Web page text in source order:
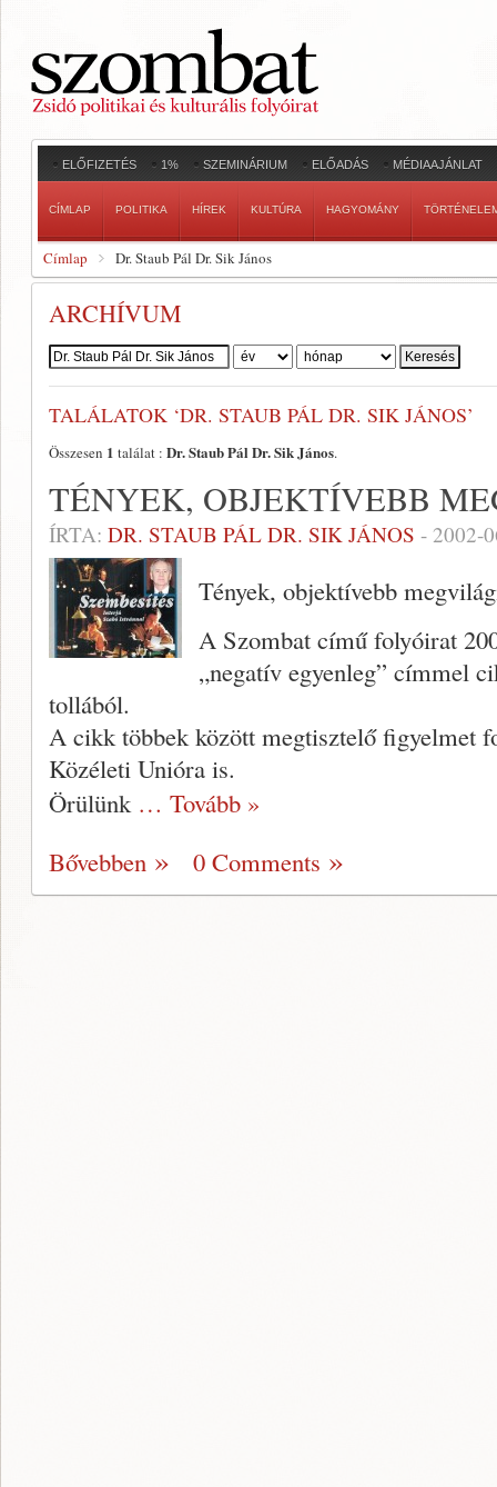
ELŐFIZETÉS 1% SZEMINÁRIUM ELŐADÁS MÉDIAAJÁNLAT
CÍMLAP POLITIKA HÍREK KULTÚRA HAGYOMÁNY
Címlap Dr. Staub Pál Dr. Sik János
ARCHÍVUM
Szerző:
TALÁLATOK ‘DR. STAUB PÁL DR. SIK JÁNOS’
Összesen 1 találat : Dr. Staub Pál Dr. Sik János.
TÉNYEK, OBJEKTÍVEBB
ÍRTA: DR. STAUB PÁL DR. SIK JÁNOS - 2002-
Tények, objektívebb
A Szombat című folyóirat
„negatív egyen­leg” címmel
tollából.
A cikk többek között megtisztelő fi­gyelmet
Közéleti Unióra is.
Örülünk … Tovább »
Bővebben
0 Comments